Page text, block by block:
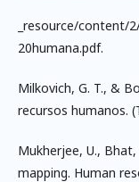
_resource/content/
20humana.pdf.
Milkovich, G. T., &
recursos humanos.
Mukherjee, U.,
mapping. Human